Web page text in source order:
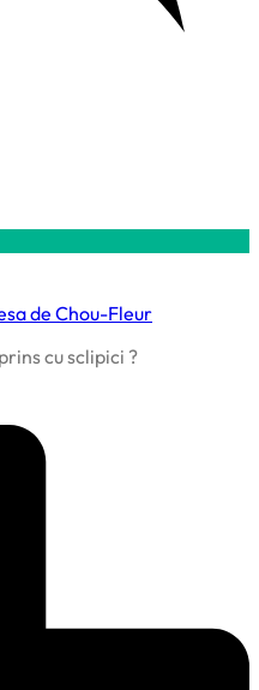
de Chou-Fleur
cu sclipici ?